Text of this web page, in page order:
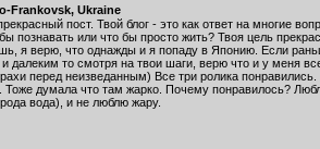
Frankovsk, Ukraine
пост. Твой блог - это как ответ на многие
познавать или что бы просто жить? Твоя цель
я верю, что однажды и я попаду в Японию. Если
далеким то смотря на твои шаги, верю что и у меня
перед неизведанным) Все три ролика
Тоже думала что там жарко. Почему понравилось?
вода), и не люблю жару.